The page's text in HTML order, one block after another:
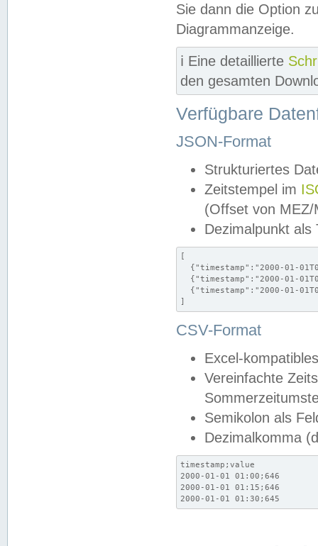
Sie dann die Option
Diagrammanzeige.
ℹ️ Eine detaillierte
den gesamten
Verfügbare
JSON-Format
Strukturiertes
Zeitstempel im
(Offset von MEZ/
Dezimalpunkt als
[
{"timestamp":"2000-01-
{"timestamp":"2000-01-
{"timestamp":"2000-01-
]
CSV-Format
Excel-
Vereinfachte
Semikolon als
Dezimalkomma
timestamp;value
2000-01-01 01:00;646
2000-01-01 01:15;646
2000-01-01 01:30;645